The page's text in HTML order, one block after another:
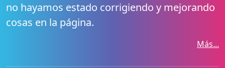
no hayamos estado corrigiendo y mejorando
cosas en la página.
Más...